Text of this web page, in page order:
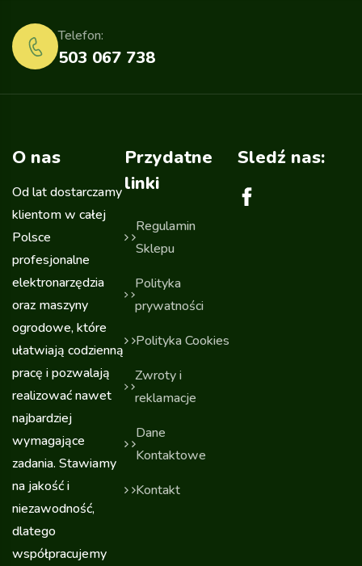
503 067 738
Telefon:
O nas
Od lat dostarczamy
klientom w całej
Polsce
profesjonalne
elektronarzędzia
oraz maszyny
ogrodowe, które
ułatwiają codzienną
pracę i pozwalają
realizować nawet
najbardziej
wymagające
zadania. Stawiamy
na jakość i
niezawodność,
dlatego
współpracujemy
Przydatne
linki
Regulamin
Sklepu
Polityka
prywatności
Polityka Cookies
Zwroty i
reklamacje
Dane
Kontaktowe
Kontakt
Sledź nas: